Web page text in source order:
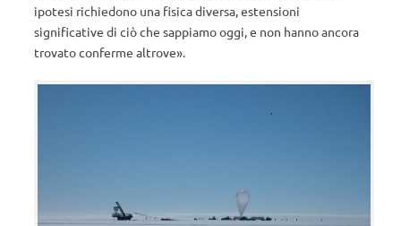
ipotesi richiedono una fisica diversa, estensioni
significative di ciò che sappiamo oggi, e non hanno ancora
trovato conferme altrove».